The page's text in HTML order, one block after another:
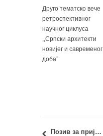
Друго тематско вече
ретроспективног
научног циклуса
,,Српски архитекти
новијег и савременог
доба”
Позив за пријаву: Зоран Ђинђић Програм стажирања немачког бизниса за земље Западног Балкана